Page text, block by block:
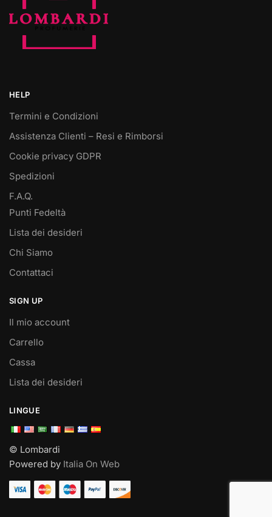
HELP
Termini e Condizioni
Assistenza Clienti – Resi e Rimborsi
Cookie privacy GDPR
Spedizioni
F.A.Q.
Punti Fedeltà
Lista dei desideri
Chi Siamo
Contattaci
SIGN UP
Il mio account
Carrello
Cassa
Lista dei desideri
LINGUE
© Lombardi
Powered by Italia On Web